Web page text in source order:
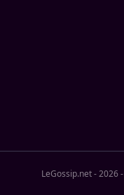
LeGossip.net - 2026-